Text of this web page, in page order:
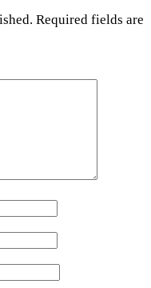
Required fields are